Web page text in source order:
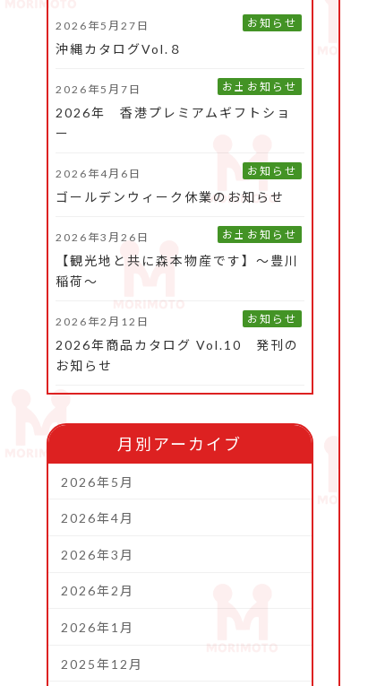
2026年5月27日 お知らせ
沖縄カタログVol.８
2026年5月7日 お土産旅日記
お知らせ
2026年 香港プレミアムギフトショ
ー
2026年4月6日 お知らせ
ゴールデンウィーク休業のお知らせ
2026年3月26日 お土産旅日記
お知らせ
【観光地と共に森本物産です】～豊川
稲荷～
2026年2月12日 お知らせ
2026年商品カタログ Vol.10 発刊の
お知らせ
月別アーカイブ
2026年5月
2026年4月
2026年3月
2026年2月
2026年1月
2025年12月